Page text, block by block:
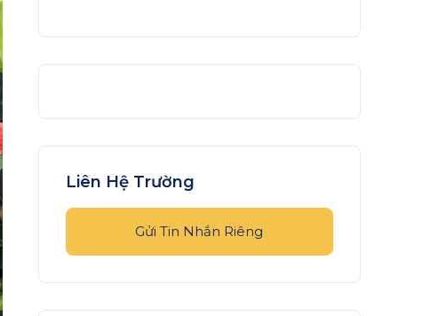
Liên Hệ Trường
Gửi Tin Nhắn Riêng